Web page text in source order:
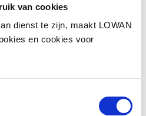
van cookies
dienst te zijn, maakt LOWAN
en cookies voor
Verhallen